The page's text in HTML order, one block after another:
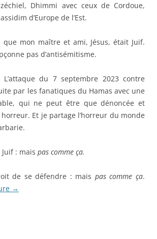
Dhimmi avec ceux de Cordoue,
d’Europe de l’Est.
que mon maître et ami, Jésus, était Juif.
pas d’antisémitisme.
L’attaque du 7 septembre 2023 contre
par les fanatiques du Hamas avec une
qui ne peut être que dénoncée et
Et je partage l’horreur du monde
: mais pas comme ça.
de se défendre : mais pas comme ça.
→